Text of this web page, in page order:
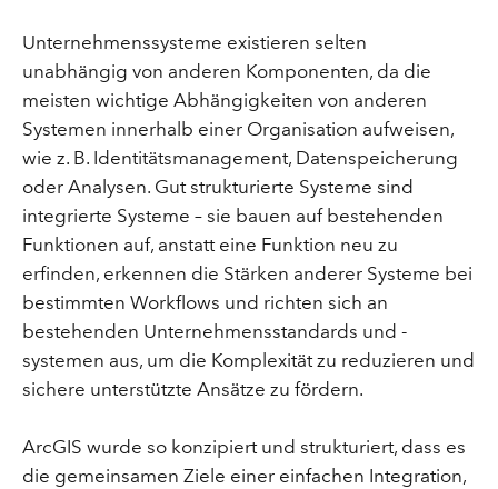
Unternehmenssysteme existieren selten
unabhängig von anderen Komponenten, da die
meisten wichtige Abhängigkeiten von anderen
Systemen innerhalb einer Organisation aufweisen,
wie z. B. Identitätsmanagement, Datenspeicherung
oder Analysen. Gut strukturierte Systeme sind
integrierte Systeme – sie bauen auf bestehenden
Funktionen auf, anstatt eine Funktion neu zu
erfinden, erkennen die Stärken anderer Systeme bei
bestimmten Workflows und richten sich an
bestehenden Unternehmensstandards und -
systemen aus, um die Komplexität zu reduzieren und
sichere unterstützte Ansätze zu fördern.
ArcGIS wurde so konzipiert und strukturiert, dass es
die gemeinsamen Ziele einer einfachen Integration,